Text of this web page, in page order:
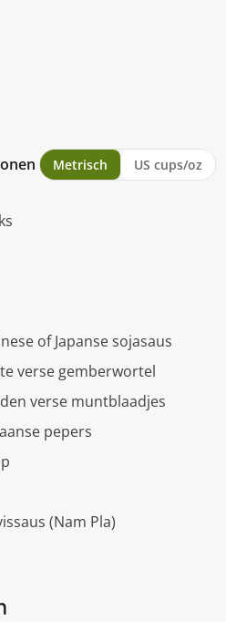
Metrisch US cups/oz
of Japanse sojasaus
verse gemberwortel
verse muntblaadjes
pepers
(Nam Pla)